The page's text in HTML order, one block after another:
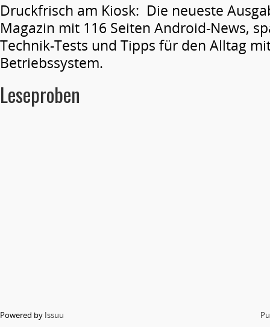
Druckfrisch am Kiosk: Die neueste
Magazin mit 116 Seiten Android-News,
Technik-Tests und Tipps für den Alltag
Betriebssystem.
Leseproben
Powered by Issuu